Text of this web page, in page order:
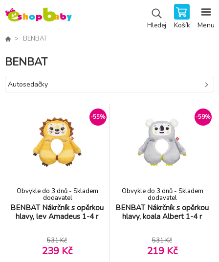
Hledej Košík Menu
BENBAT
BENBAT
Autosedačky
-55%
BENBAT Nákrčník s opěrkou
hlavy, lev Amadeus 1-4 r
Obvykle do 3 dnů - Skladem
dodavatel
531 Kč
239 Kč
-59%
BENBAT Nákrčník s opěrkou
hlavy, koala Albert 1-4 r
Obvykle do 3 dnů - Skladem
dodavatel
531 Kč
219 Kč